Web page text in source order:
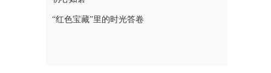
“红色宝藏”里的时光答卷